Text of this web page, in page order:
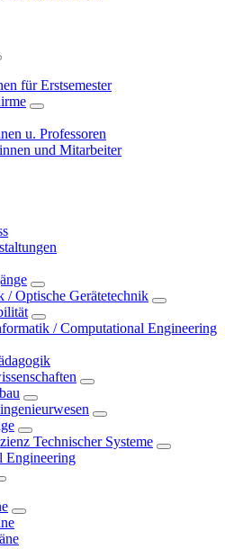
für Erstsemester
u. Professoren
und Mitarbeiter
/ Optische Gerätetechnik
/ Computational Engineering
Technischer Systeme
Engineering